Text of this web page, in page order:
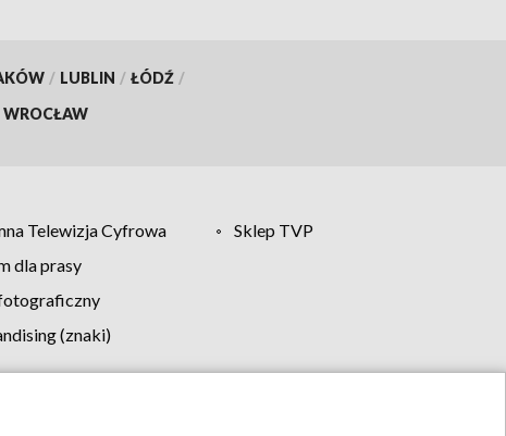
/ LUBLIN / ŁÓDŹ /
WROCŁAW
Telewizja Cyfrowa
Sklep TVP
dla prasy
(znaki)